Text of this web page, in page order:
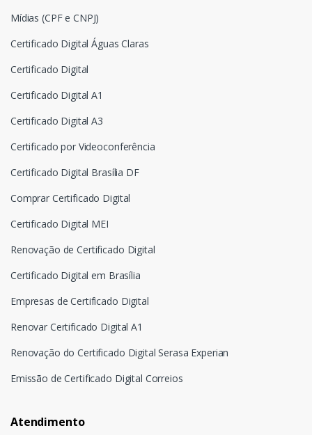
Mídias (CPF e CNPJ)
Certificado Digital Águas Claras
Certificado Digital
Certificado Digital A1
Certificado Digital A3
Certificado por Videoconferência
Certificado Digital Brasília DF
Comprar Certificado Digital
Certificado Digital MEI
Renovação de Certificado Digital
Certificado Digital em Brasília
Empresas de Certificado Digital
Renovar Certificado Digital A1
Renovação do Certificado Digital Serasa Experian
Emissão de Certificado Digital Correios
Atendimento